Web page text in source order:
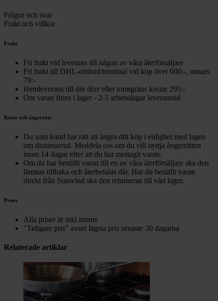
Frågor och svar
Frakt och villkor
Frakt
Fri frakt vid leverans till någon av våra återförsäljare
Fri frakt till DHL-ombud/terminal vid köp över 600:-, annars
79:-
Hemleverans till din dörr eller tomtgräns kostar 295:-
Om varan finns i lager - 2-5 arbetsdagar leveranstid
Retur och ångerrätt
Du som kund har rätt att ångra ditt köp i enlighet med lagen
om distansavtal. Meddela oss om du vill nyttja ångerrätten
inom 14 dagar efter att du har mottagit varan.
Om du har beställt varan till en av våra återförsäljare ska den
lämnas tillbaka och återbetalas där. Har du beställt varan
direkt från Sunwind ska den returneras till vårt lager.
Priser
Alla priser är inkl moms
"Tidigare pris" avser lägsta pris senaste 30 dagarna
Relaterade artiklar